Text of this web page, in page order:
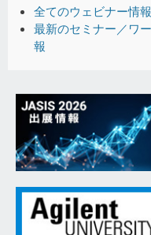
全てのウェビナー情
最新のセミナー／ワ
報